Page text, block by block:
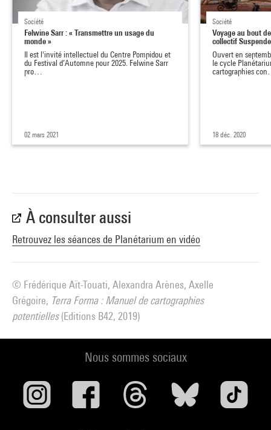
Société
Felwine Sarr : « Transmettre un usage du
monde »
Il est l'invité intellectuel du Centre Pompidou et
du Festival d’Automne pour 2025. Felwine Sarr
pro…
02 mars 2021
Société
Voyage au bout
collectif
Ouvert en
le cycle
cartographies
18 déc. 2020
À consulter aussi
Retrouvez les séances de Planétarium en vidéo
© Frédérique Aït-Touati, Alexandra Arènes, Axelle
Grégoire, Terra Forma : Manuel de cartographies
potentielles(Editions B42, 2019)
Nous sommes sociaux